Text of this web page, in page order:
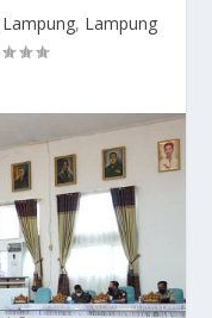
Lampung, Lampung